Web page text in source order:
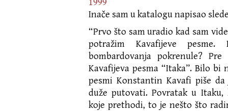
Inače sam u katalogu napisao
“Prvo što sam uradio kad sam
potražim Kavafijeve
bombardovanja pokrenule?
Kavafijeva pesma “Itaka”. Bilo
pesmi Konstantin Kavafi piše
duže putovati. Povratak u
koje prethodi, to je nešto što